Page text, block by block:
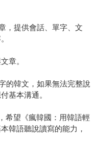
，提供會話、單字、文
章。
的韓文，如果無法完整說
基本溝通。
希望《瘋韓國：用韓語輕
韓語聽說讀寫的能力，